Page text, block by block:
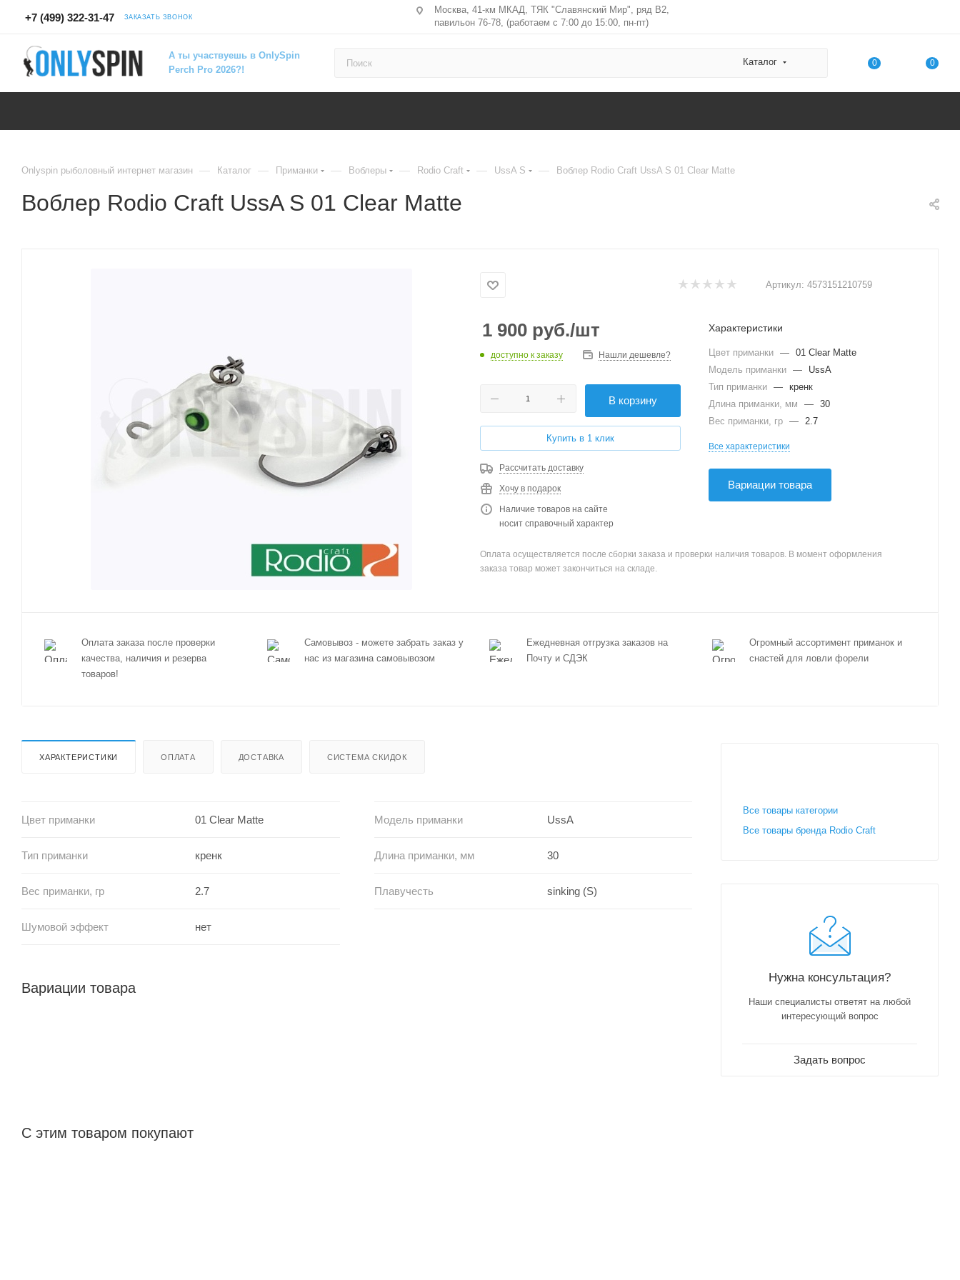
+7 (499) 322-31-47 ЗАКАЗАТЬ ЗВОНОК
Москва, 41-км МКАД, ТЯК "Славянский Мир", ряд В2,
павильон 76-78, (работаем с 7:00 до 15:00, пн-пт)
А ты участвуешь в OnlySpin
Perch Pro 2026?!
Каталог 0 0
Onlyspin рыболовный интернет магазин — Каталог — Приманки — Воблеры — Rodio Craft — UssA S — Воблер Rodio Craft UssA S 01 Clear Matte
Воблер Rodio Craft UssA S 01 Clear Matte
Артикул: 4573151210759
1 900 руб./шт
доступно к заказу Нашли дешевле?
В корзину
Купить в 1 клик
Рассчитать доставку
Хочу в подарок
Наличие товаров на сайте
носит справочный характер
Характеристики
Цвет приманки — 01 Clear Matte
Модель приманки —
UssA
Тип приманки — кренк
Длина приманки, мм
— 30
Вес приманки, гр — 2.7
Все характеристики
Вариации товара
Оплата осуществляется после сборки заказа и проверки наличия товаров. В момент оформления
заказа товар может закончиться на складе.
Оплата заказа после проверки
качества, наличия и резерва
товаров!
Самовывоз - можете забрать заказ у
нас из магазина самовывозом
Ежедневная отгрузка заказов на
Почту и СДЭК
Огромный ассортимент приманок и
снастей для ловли форели
ХАРАКТЕРИСТИКИ ОПЛАТА ДОСТАВКА СИСТЕМА СКИДОК
Цвет приманки 01 Clear Matte Модель приманки UssA
Тип приманки кренк Длина приманки, мм 30
Вес приманки, гр 2.7 Плавучесть sinking (S)
Шумовой эффект нет
Вариации товара
С этим товаром покупают
Все товары категории
Все товары бренда Rodio Craft
Нужна консультация?
Наши специалисты ответят на любой
интересующий вопрос
Задать вопрос